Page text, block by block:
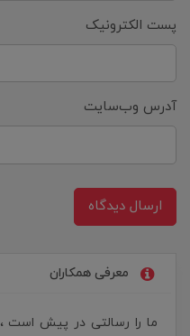
پست الکترونیک
آدرس وب‌سایت
ارسال دیدگاه
معرفی همکاران
ما را رسالتی در پیش است